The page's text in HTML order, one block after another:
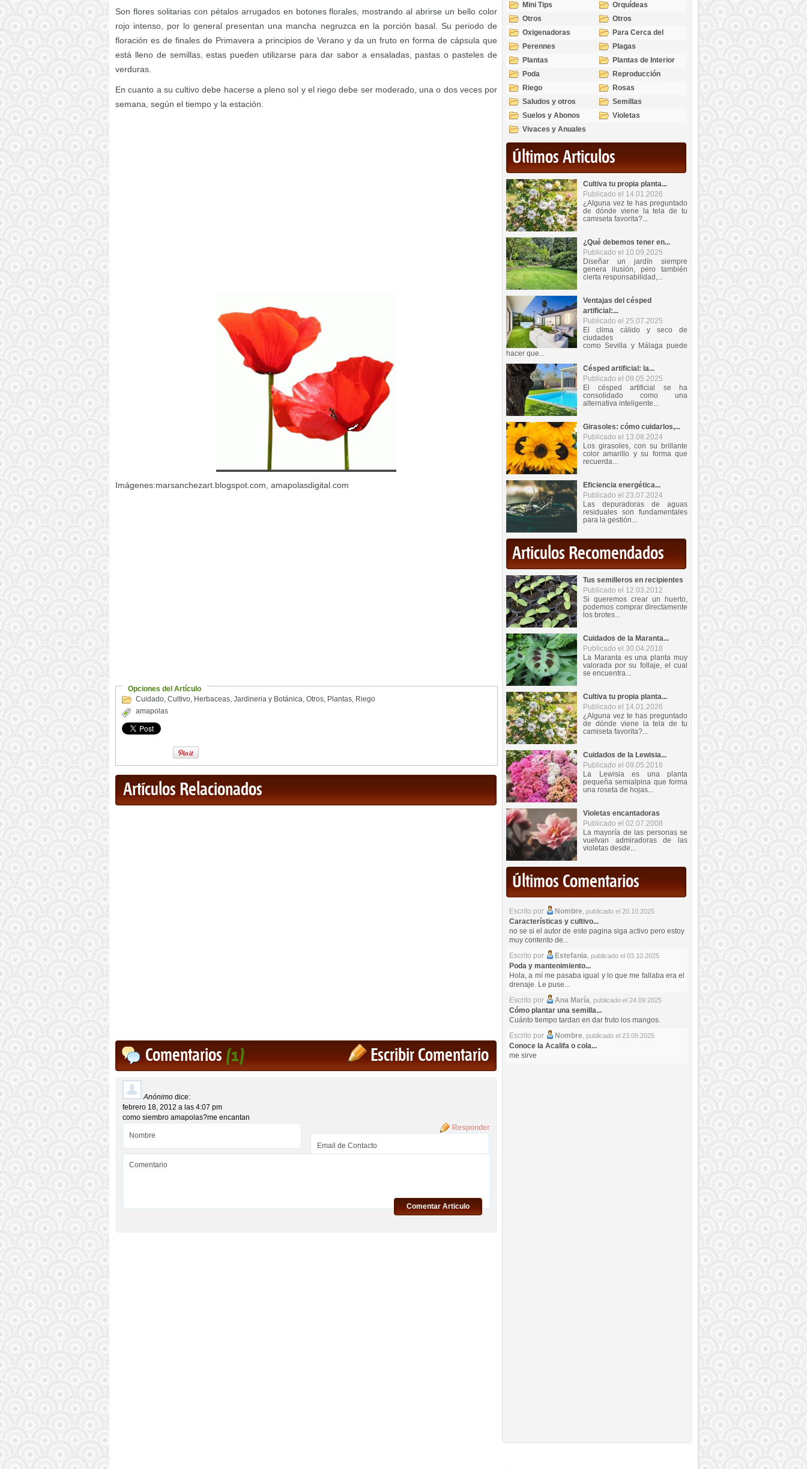
Son flores solitarias con pétalos arrugados en botones florales, mostrando al abrirse un bello color
rojo intenso, por lo general presentan una mancha negruzca en la porción basal. Su periodo de
floración es de finales de Primavera a principios de Verano y da un fruto en forma de cápsula que
está lleno de semillas, estas pueden utilizarse para dar sabor a ensaladas, pastas o pasteles de
verduras.
En cuanto a su cultivo debe hacerse a pleno sol y el riego debe ser moderado, una o dos veces por
semana, según el tiempo y la estación.
Imágenes:marsanchezart.blogspot.com, amapolasdigital.com
Opciones del Artículo
Cuidado, Cultivo, Herbaceas, Jardineria y Botánica, Otros, Plantas, Riego
amapolas
Artículos Relacionados
Escribir Comentario
Comentarios(1)
Anónimo dice:
febrero 18, 2012 a las 4:07 pm
como siembro amapolas?me encantan
Responder
Comentar Articulo
Mini Tips
Orquídeas
Otros
Otros
Oxigenadoras
Para Cerca del
Estanque
Perennes
Plagas
Plantas
Plantas de Interior
Poda
Reproducción
Riego
Rosas
Saludos y otros
temas
Semillas
Suelos y Abonos
Violetas
Vivaces y Anuales
Últimos Articulos
Cultiva tu propia planta...
Publicado el 14.01.2026
¿Alguna vez te has preguntado
de dónde viene la tela de tu
camiseta favorita?...
¿Qué debemos tener en...
Publicado el 10.09.2025
Diseñar un jardín siempre
genera ilusión, pero también
cierta responsabilidad,...
Ventajas del césped
artificial:...
Publicado el 25.07.2025
El clima cálido y seco de
ciudades
como Sevilla y Málaga puede
hacer que...
Césped artificial: la...
Publicado el 09.05.2025
El césped artificial se ha
consolidado como una
alternativa inteligente...
Girasoles: cómo cuidarlos,...
Publicado el 13.08.2024
Los girasoles, con su brillante
color amarillo y su forma que
recuerda...
Eficiencia energética...
Publicado el 23.07.2024
Las depuradoras de aguas
residuales son fundamentales
para la gestión...
Articulos Recomendados
Tus semilleros en recipientes
Publicado el 12.03.2012
Si queremos crear un huerto,
podemos comprar directamente
los brotes...
Cuidados de la Maranta...
Publicado el 30.04.2018
La Maranta es una planta muy
valorada por su follaje, el cual
se encuentra...
Cultiva tu propia planta...
Publicado el 14.01.2026
¿Alguna vez te has preguntado
de dónde viene la tela de tu
camiseta favorita?...
Cuidados de la Lewisia...
Publicado el 09.05.2018
La Lewisia es una planta
pequeña semialpina que forma
una roseta de hojas...
Violetas encantadoras
Publicado el 02.07.2008
La mayoría de las personas se
vuelvan admiradoras de las
violetas desde...
Últimos Comentarios
Escrito por Nombre, publicado el 20.10.2025
Características y cultivo...
no se si el autor de este pagina siga activo pero estoy
muy contento de...
Escrito por
Estefania, publicado el 03.10.2025
Poda y mantenimiento...
Hola, a mí me pasaba igual y lo que me fallaba era el
drenaje. Le puse...
Escrito por
Ana María, publicado el 24.09.2025
Cómo plantar una semilla...
Cuánto tiempo tardan en dar fruto los mangos.
Escrito por
Nombre, publicado el 23.09.2025
Conoce la Acalifa o cola...
me sirve